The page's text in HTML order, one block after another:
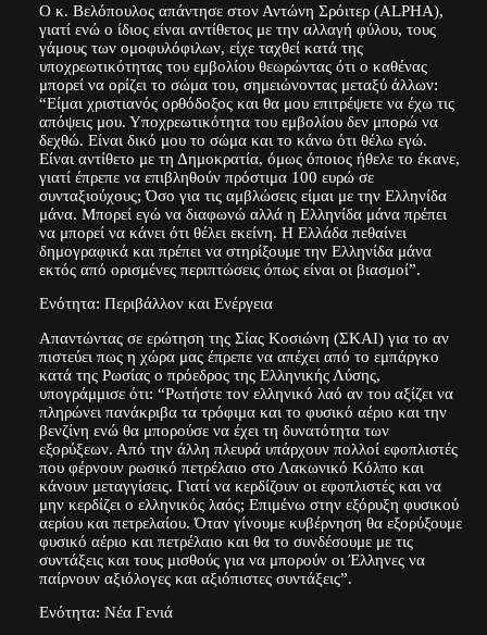
Ο κ. Βελόπουλος απάντησε στον Αντώνη Σρόιτερ (ALPHA),
γιατί ενώ ο ίδιος είναι αντίθετος με την αλλαγή φύλου, τους
γάμους των ομοφυλόφιλων, είχε ταχθεί κατά της
υποχρεωτικότητας του εμβολίου θεωρώντας ότι ο καθένας
μπορεί να ορίζει το σώμα του, σημειώνοντας μεταξύ άλλων:
“Είμαι χριστιανός ορθόδοξος και θα μου επιτρέψετε να έχω τις
απόψεις μου. Υποχρεωτικότητα του εμβολίου δεν μπορώ να
δεχθώ. Είναι δικό μου το σώμα και το κάνω ότι θέλω εγώ.
Είναι αντίθετο με τη Δημοκρατία, όμως όποιος ήθελε το έκανε,
γιατί έπρεπε να επιβληθούν πρόστιμα 100 ευρώ σε
συνταξιούχους; Όσο για τις αμβλώσεις είμαι με την Ελληνίδα
μάνα. Μπορεί εγώ να διαφωνώ αλλά η Ελληνίδα μάνα πρέπει
να μπορεί να κάνει ότι θέλει εκείνη. Η Ελλάδα πεθαίνει
δημογραφικά και πρέπει να στηρίξουμε την Ελληνίδα μάνα
εκτός από ορισμένες περιπτώσεις όπως είναι οι βιασμοί”.
Ενότητα: Περιβάλλον και Ενέργεια
Απαντώντας σε ερώτηση της Σίας Κοσιώνη (ΣΚΑΙ) για το αν
πιστεύει πως η χώρα μας έπρεπε να απέχει από το εμπάργκο
κατά της Ρωσίας ο πρόεδρος της Ελληνικής Λύσης,
υπογράμμισε ότι: “Ρωτήστε τον ελληνικό λαό αν του αξίζει να
πληρώνει πανάκριβα τα τρόφιμα και το φυσικό αέριο και την
βενζίνη ενώ θα μπορούσε να έχει τη δυνατότητα των
εξορύξεων. Από την άλλη πλευρά υπάρχουν πολλοί εφοπλιστές
που φέρνουν ρωσικό πετρέλαιο στο Λακωνικό Κόλπο και
κάνουν μεταγγίσεις. Γιατί να κερδίζουν οι εφοπλιστές και να
μην κερδίζει ο ελληνικός λαός; Επιμένω στην εξόρυξη φυσικού
αερίου και πετρελαίου. Όταν γίνουμε κυβέρνηση θα εξορύξουμε
φυσικό αέριο και πετρέλαιο και θα το συνδέσουμε με τις
συντάξεις και τους μισθούς για να μπορούν οι Έλληνες να
παίρνουν αξιόλογες και αξιόπιστες συντάξεις”.
Ενότητα: Νέα Γενιά